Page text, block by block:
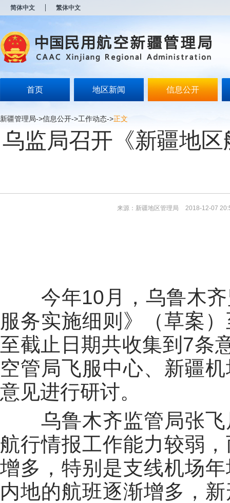
简体中文 繁体中文
首页 地区新闻 信息公开
新疆管理局->信息公开->工作动态->正文
乌监局召开《新疆地
来源：新疆地区管理局 2018-12-07
今年10月，乌鲁木
服务实施细则》（草案
至截止日期共收集到7条
空管局飞服中心、新疆
意见进行研讨。
乌鲁木齐监管局张
航行情报工作能力较弱
增多，特别是支线机场
内地的航班逐渐增多，
开
无
障
说
按
Alt